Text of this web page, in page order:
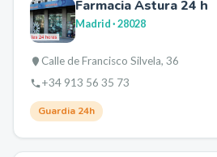
Farmacia Astura 24 h
Madrid· 28028
Calle de Francisco Silvela, 36
+34 913 56 35 73
Guardia 24h